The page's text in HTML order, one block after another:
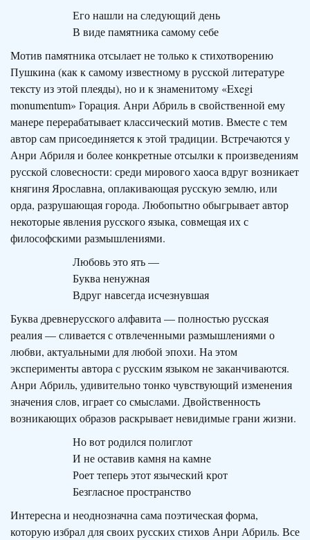
Его нашли на следующий день
В виде памятника самому себе
Мотив памятника отсылает не только к стихотворению
Пушкина (как к самому известному в русской литературе
тексту из этой плеяды), но и к знаменитому «Exegi
monumentum» Горация. Анри Абриль в свойственной ему
манере перерабатывает классический мотив. Вместе с тем
автор сам присоединяется к этой традиции. Встречаются у
Анри Абриля и более конкретные отсылки к произведениям
русской словесности: среди мирового хаоса вдруг возникает
княгиня Ярославна, оплакивающая русскую землю, или
орда, разрушающая города. Любопытно обыгрывает автор
некоторые явления русского языка, совмещая их с
философскими размышлениями.
Любовь это ять —
Буква ненужная
Вдруг навсегда исчезнувшая
Буква древнерусского алфавита — полностью русская
реалия — сливается с отвлеченными размышлениями о
любви, актуальными для любой эпохи. На этом
эксперименты автора с русским языком не заканчиваются.
Анри Абриль, удивительно тонко чувствующий изменения
значения слов, играет со смыслами. Двойственность
возника­ющих образов раскрывает невидимые грани жизни.
Но вот родился полиглот
И не оставив камня на камне
Роет теперь этот языческий крот
Безгласное пространство
Интересна и неоднозначна сама поэтическая форма,
которую избрал для своих русских стихов Анри Абриль. Все